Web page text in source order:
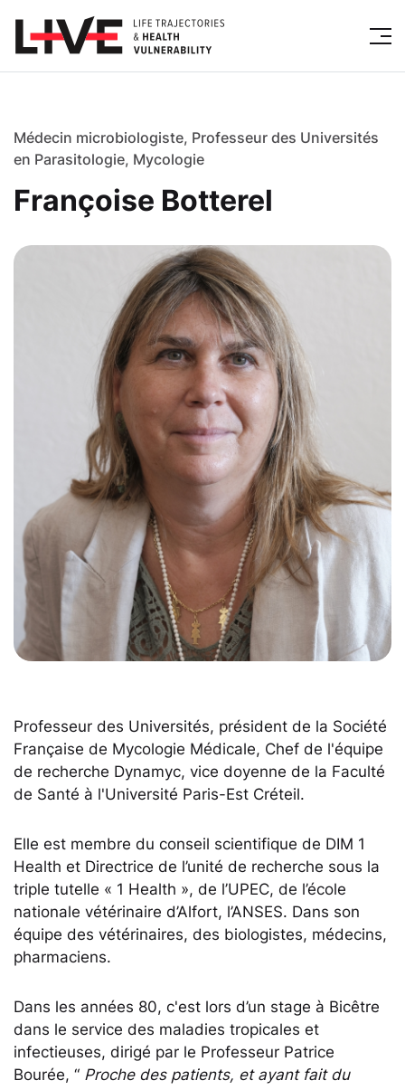
Médecin microbiologiste, Professeur des Universités
en Parasitologie, Mycologie
Françoise Botterel
Professeur des Universités, président de la Société
Française de Mycologie Médicale, Chef de l'équipe
de recherche Dynamyc, vice doyenne de la Faculté
de Santé à l'Université Paris-Est Créteil.
Elle est membre du conseil scientifique de DIM 1
Health et Directrice de l’unité de recherche sous la
triple tutelle « 1 Health », de l’UPEC, de l’école
nationale vétérinaire d’Alfort, l’ANSES. Dans son
équipe des vétérinaires, des biologistes, médecins,
pharmaciens.
Dans les années 80, c'est lors d’un stage à Bicêtre
dans le service des maladies tropicales et
infectieuses, dirigé par le Professeur Patrice
Bourée, “ Proche des patients, et ayant fait du